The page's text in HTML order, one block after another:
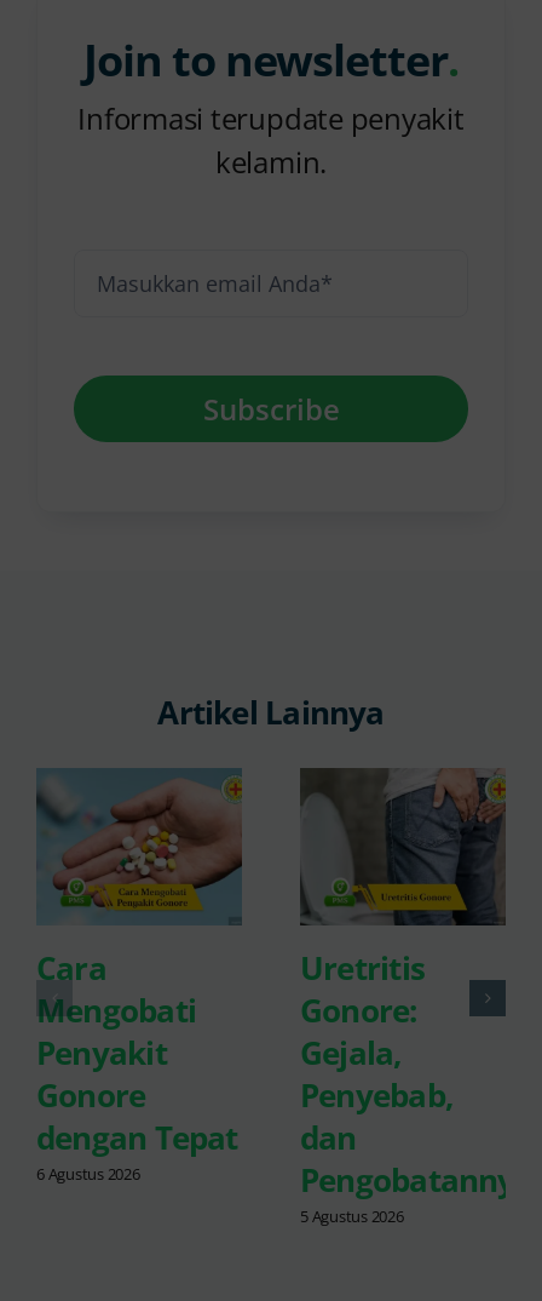
Join to newsletter.
Informasi terupdate penyakit
kelamin.
Subscribe
Artikel Lainnya
Cara
Mengobati
Penyakit
Gonore
dengan Tepat
6 Agustus 2026
Uretritis
Gonore:
Gejala,
Penyebab,
dan
Pengobatannya
5 Agustus 2026